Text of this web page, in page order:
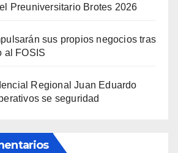
Preuniversitario Brotes 2026
sus propios negocios tras
al FOSIS
Regional Juan Eduardo
se seguridad